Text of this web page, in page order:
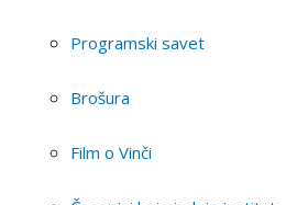
Programski savet
Brošura
Film o Vinči